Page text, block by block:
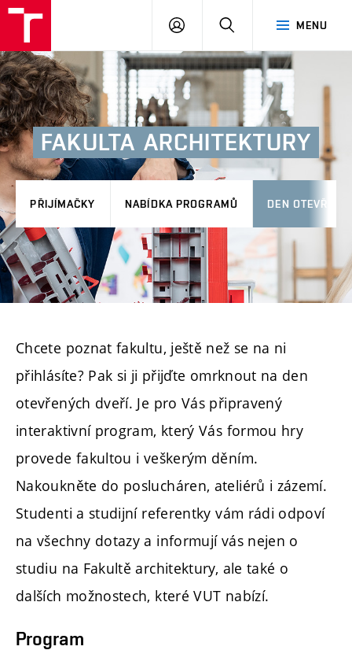
MENU
PŘIHLÁSIT
FAKULTA ARCHITEKTURY
PŘIJÍMAČKY NABÍDKA PROGRAMŮ DEN
Chcete poznat fakultu, ještě než se na ni
přihlásíte? Pak si ji přijďte omrknout na den
otevřených dveří. Je pro Vás připravený
interaktivní program, který Vás formou hry
provede fakultou i veškerým děním.
Nakoukněte do poslucháren, ateliérů i zázemí.
Studenti a studijní referentky vám rádi odpoví
na všechny dotazy a informují vás nejen o
studiu na Fakultě architektury, ale také o
dalších možnostech, které VUT nabízí.
Program